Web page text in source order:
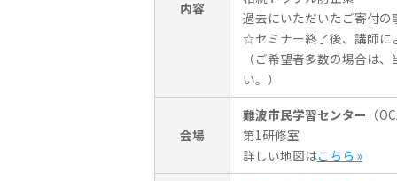
内容
過去にいただいたご寄付の
☆セミナー終了後、講師に
（ご希望者多数の場合は
い。）
会場
難波市民学習センター （
第1研修室
詳しい地図はこちら »